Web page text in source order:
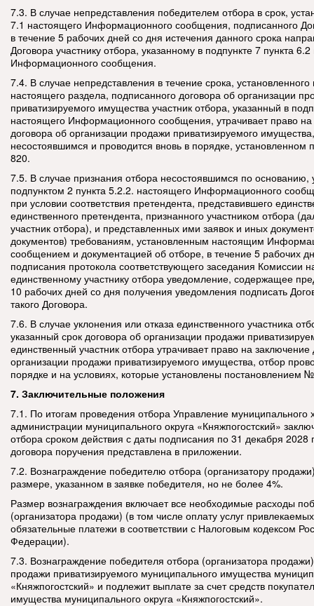
7.3. В случае непредставления победителем отбора в срок,
7.1 настоящего Информационного сообщения, подписанного
в течение 5 рабочих дней со дня истечения данного срока
Договора участнику отбора, указанному в подпункте 7 пункта
Информационного сообщения.
7.4. В случае непредставления в течение срока, установленного
настоящего раздела, подписанного договора об организации
приватизируемого имущества участник отбора, указанный в
настоящего Информационного сообщения, утрачивает право
договора об организации продажи приватизируемого
несостоявшимся и проводится вновь в порядке,
820.
7.5. В случае признания отбора несостоявшимся по основанию,
подпунктом 2 пункта 5.2.2. настоящего Информационного
при условии соответствия претендента, представившего
единственного претендента, признанного участником отбора
участник отбора), и представленных ими заявок и иных
документов) требованиям, установленным настоящим
сообщением и документацией об отборе, в течение 5 рабочих
подписания протокола соответствующего заседания Комиссии
единственному участнику отбора уведомление, содержащее
10 рабочих дней со дня получения уведомления подписать
такого Договора.
7.6. В случае уклонения или отказа единственного участника
указанный срок договора об организации продажи
единственный участник отбора утрачивает право на заключение
организации продажи приватизируемого имущества, отбор
порядке и на условиях, которые установлены постановлением
7. Заключительные положения
7.1. По итогам проведения отбора Управление муниципального
администрации муниципального округа «Княжпогостский»
отбора сроком действия с даты подписания по 31 декабря
договора поручения представлена в приложении.
7.2. Вознаграждение победителю отбора (организатору
размере, указанном в заявке победителя, но не более 4%.
Размер вознаграждения включает все необходимые расходы
(организатора продажи) (в том числе оплату услуг
обязательные платежи в соответствии с Налоговым кодексом
Федерации).
7.3. Вознаграждение победителя отбора (организатора
продажи приватизируемого муниципального имущества
«Княжпогостский» и подлежит выплате за счет средств
имущества муниципального округа «Княжпогостский».